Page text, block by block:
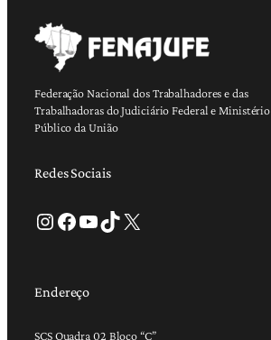
Federação Nacional dos Trabalhadores e das
Trabalhadoras do Judiciário Federal e Ministério
Público da União
Redes Sociais
Instagram Facebook Youtube TikTok X
Endereço
SCS Quadra 02 Bloco “C”